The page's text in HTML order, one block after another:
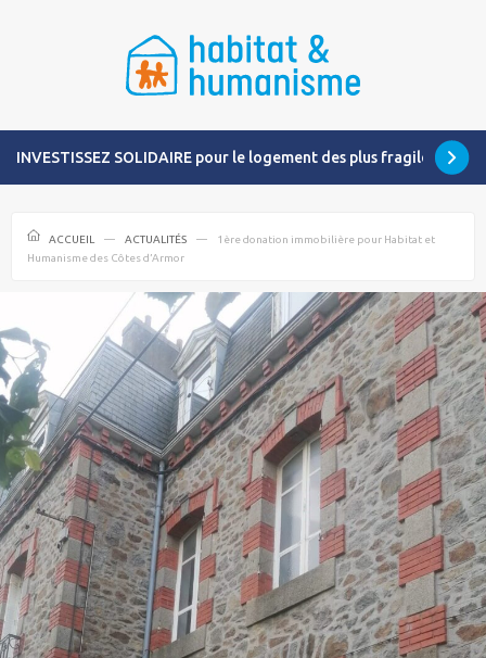
INVESTISSEZ SOLIDAIRE pour le logement des plus fragiles
ACCUEIL ACTUALITÉS
1ère donation immobilière pour Habitat et
Humanisme des Côtes d’Armor